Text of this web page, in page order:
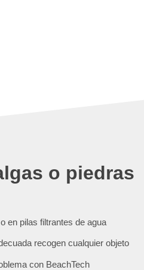
o piedras
en pilas filtrantes de agua
recogen cualquier objeto
con BeachTech